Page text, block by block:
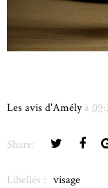
Les avis d'Amély à
Share:
Libellés : visage